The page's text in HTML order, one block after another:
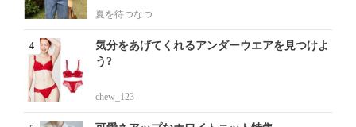
夏を待つなつ
気分をあげてくれるアンダーウエアを見つけよ
う?
chew_123